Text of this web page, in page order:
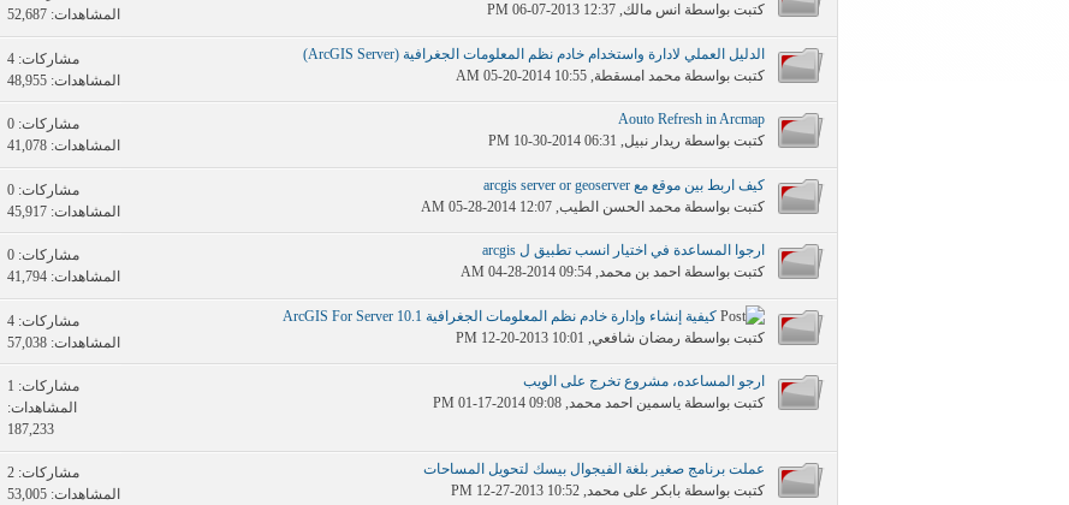
كتبت بواسطة انس مالك‏, 06-07-2013 12:37 PM
المشاهدات: 52,687
الدليل العملي لادارة واستخدام خادم نظم المعلومات الجغرافية (ArcGIS Server)
كتبت بواسطة محمد امسقطة‏, 05-20-2014 10:55 AM
مشاركات:4
المشاهدات: 48,955
Aouto Refresh in Arcmap
كتبت بواسطة ريدار نبيل‏, 10-30-2014 06:31 PM
مشاركات:0
المشاهدات: 41,078
كيف اربط بين موقع مع arcgis server or geoserver
كتبت بواسطة محمد الحسن الطيب‏, 05-28-2014 12:07 AM
مشاركات:0
المشاهدات: 45,917
ارجوا المساعدة في اختيار انسب تطبيق ل arcgis
كتبت بواسطة احمد بن محمد‏, 04-28-2014 09:54 AM
مشاركات:0
المشاهدات: 41,794
كيفية إنشاء وإدارة خادم نظم المعلومات الجغرافية ArcGIS For Server 10.1
كتبت بواسطة رمضان شافعي
مشاركات:4
المشاهدات: 57,038
ارجو المساعده، مشروع تخرج على الويب
كتبت بواسطة ياسمين احمد محمد‏, 01-17-2014 09:08 PM
مشاركات: 1
المشاهدات:
187,233
عملت برنامج صغير بلغة الفيجوال بيسك لتحويل المساحات
كتبت بواسطة بابكر على محمد
مشاركات:2
المشاهدات: 53,005